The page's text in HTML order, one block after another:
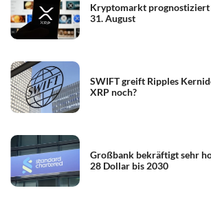
Kryptomarkt prognostiziert
31. August
SWIFT greift Ripples
XRP noch?
Großbank bekräftigt sehr
28 Dollar bis 2030